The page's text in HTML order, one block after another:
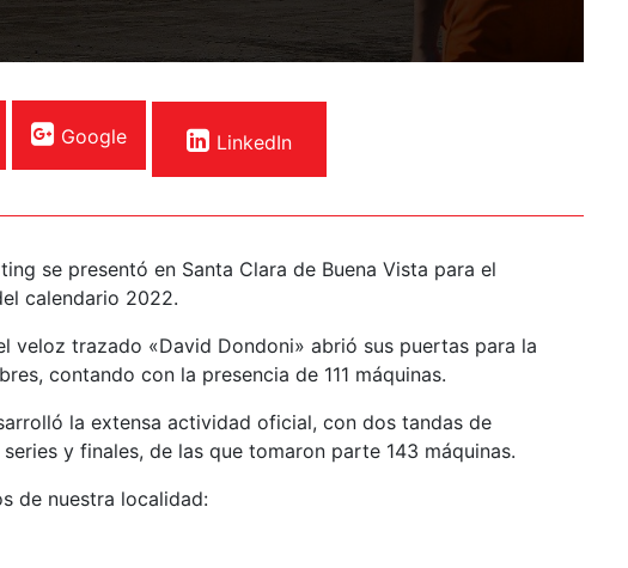
Google LinkedIn
se presentó en Santa Clara de Buena Vista para el
calendario 2022.
veloz trazado «David Dondoni» abrió sus puertas para la
contando con la presencia de 111 máquinas.
la extensa actividad oficial, con dos tandas de
y finales, de las que tomaron parte 143 máquinas.
de nuestra localidad: